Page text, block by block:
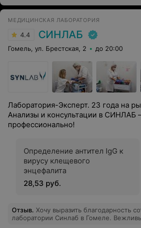
МЕДИЦИНСКАЯ ЛАБОРАТОРИЯ
4.4 СИНЛАБ
Гомель, ул. Брестская, 2 до 20:00
Лаборатория-Эксперт. 23 года на
Анализы и консультации в СИНЛАБ
профессионально!
Определение антител IgG к
вирусу клещевого
энцефалита
28,53 руб.
Отзыв. Хочу выразить благодарность
лаборатории Синлаб в Гомеле.